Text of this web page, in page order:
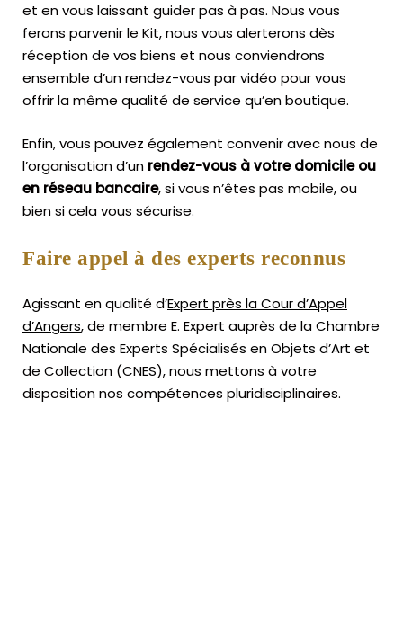
et en vous laissant guider pas à pas. Nous vous
ferons parvenir le Kit, nous vous alerterons dès
réception de vos biens et nous conviendrons
ensemble d’un rendez-vous par vidéo pour vous
offrir la même qualité de service qu’en boutique.
Enfin, vous pouvez également convenir avec nous de
l’organisation d’un rendez-vous à votre domicile ou
en réseau bancaire, si vous n’êtes pas mobile, ou
bien si cela vous sécurise.
Faire appel à des experts reconnus
Agissant en qualité d’Expert près la Cour d’Appel
d’Angers, de membre E. Expert auprès de laChambre
Nationale des Experts Spécialisés en Objets d’Art et
de Collection (CNES),nous mettons à votre
disposition nos compétences pluridisciplinaires.